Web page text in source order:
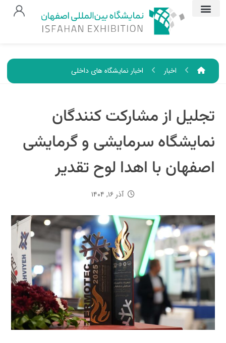
اخبار اخبار نمایشگاه های داخلی
تجلیل از مشارکت کنندگان
نمایشگاه سرمایشی و گرمایشی
اصفهان با اهدا لوح تقدیر
آذر ۱۶, ۱۴۰۴